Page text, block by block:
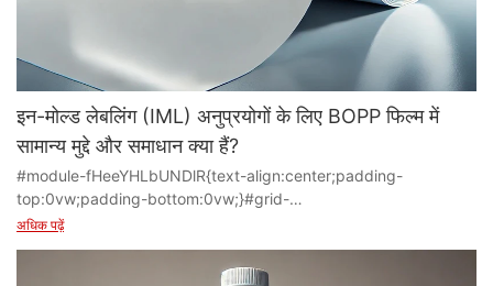
इन-मोल्ड लेबलिंग (IML) अनुप्रयोगों के लिए BOPP फिल्म में
सामान्य मुद्दे और समाधान क्या हैं?
#module-fHeeYHLbUNDlR{text-align:center;padding-
top:0vw;padding-bottom:0vw;}#grid-
BomEwLwMkEgRWLe{padding-right:0px;padding-
58Yb7VpIwDw96xE [ce-data-type="text"]{text-align:left;}
अधिक पढ़ें